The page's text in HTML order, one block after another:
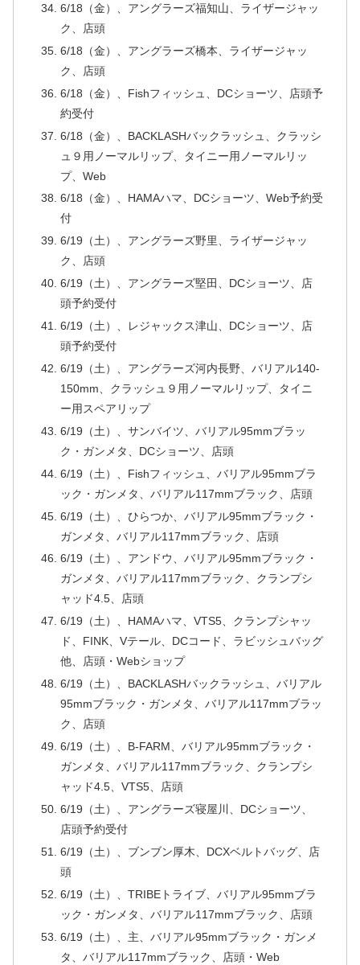
6/18（金）、アングラーズ福知山、ライザージャッ
ク、店頭
6/18（金）、アングラーズ橋本、ライザージャッ
ク、店頭
6/18（金）、Fishフィッシュ、DCショーツ、店頭予
約受付
6/18（金）、BACKLASHバックラッシュ、クラッシ
ュ９用ノーマルリップ、タイニー用ノーマルリッ
プ、Web
6/18（金）、HAMAハマ、DCショーツ、Web予約受
付
6/19（土）、アングラーズ野里、ライザージャッ
ク、店頭
6/19（土）、アングラーズ堅田、DCショーツ、店
頭予約受付
6/19（土）、レジャックス津山、DCショーツ、店
頭予約受付
6/19（土）、アングラーズ河内長野、バリアル140-
150mm、クラッシュ９用ノーマルリップ、タイニ
ー用スペアリップ
6/19（土）、サンバイツ、バリアル95mmブラッ
ク・ガンメタ、DCショーツ、店頭
6/19（土）、Fishフィッシュ、バリアル95mmブラ
ック・ガンメタ、バリアル117mmブラック、店頭
6/19（土）、ひらつか、バリアル95mmブラック・
ガンメタ、バリアル117mmブラック、店頭
6/19（土）、アンドウ、バリアル95mmブラック・
ガンメタ、バリアル117mmブラック、クランプシ
ャッド4.5、店頭
6/19（土）、HAMAハマ、VTS5、クランプシャッ
ド、FINK、Vテール、DCコード、ラビッシュバッグ
他、店頭・Webショップ
6/19（土）、BACKLASHバックラッシュ、バリアル
95mmブラック・ガンメタ、バリアル117mmブラッ
ク、店頭
6/19（土）、B-FARM、バリアル95mmブラック・
ガンメタ、バリアル117mmブラック、クランプシ
ャッド4.5、VTS5、店頭
6/19（土）、アングラーズ寝屋川、DCショーツ、
店頭予約受付
6/19（土）、ブンブン厚木、DCXベルトバッグ、店
頭
6/19（土）、TRIBEトライブ、バリアル95mmブラ
ック・ガンメタ、バリアル117mmブラック、店頭
6/19（土）、主、バリアル95mmブラック・ガンメ
タ、バリアル117mmブラック、店頭・Web